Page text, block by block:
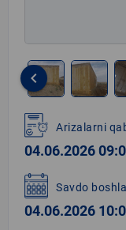
1
of
6
keyboard_arrow_left
Arizalarni
04.06.2026
Savdo
04.06.2026